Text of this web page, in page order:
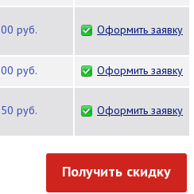
600 руб. Оформить заявку
600 руб. Оформить заявку
650 руб. Оформить заявку
Получить скидку